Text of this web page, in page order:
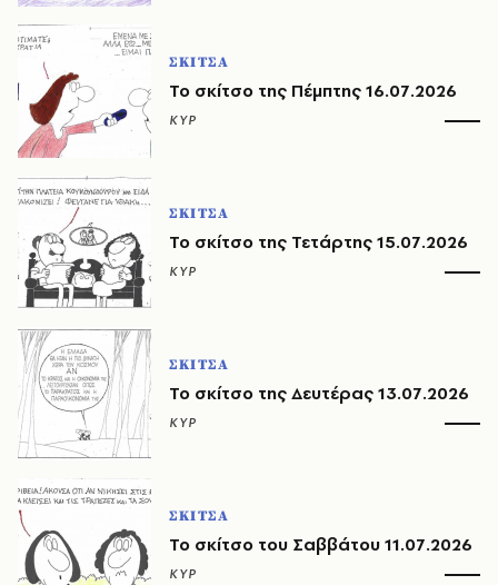
ΣΚΙΤΣΑ
Το σκίτσο της Πέμπτης 16.07.2026
ΚΥΡ
ΣΚΙΤΣΑ
Το σκίτσο της Τετάρτης 15.07.2026
ΚΥΡ
ΣΚΙΤΣΑ
Το σκίτσο της Δευτέρας 13.07.2026
ΚΥΡ
ΣΚΙΤΣΑ
Το σκίτσο του Σαββάτου 11.07.2026
ΚΥΡ